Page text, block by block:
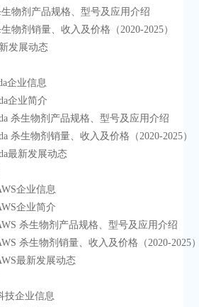
杀生物剂产品规格、型号及应用介绍
杀生物剂销量、收入及价格（2020-2025）
最新发展动态
Soda企业信息
Soda企业简介
Soda 杀生物剂产品规格、型号及应用介绍
Soda 杀生物剂销量、收入及价格（2020-2025）
Soda最新发展动态
AWS企业信息
AWS企业简介
AWS 杀生物剂产品规格、型号及应用介绍
AWS 杀生物剂销量、收入及价格（2020-2025
AWS最新发展动态
和科技企业信息